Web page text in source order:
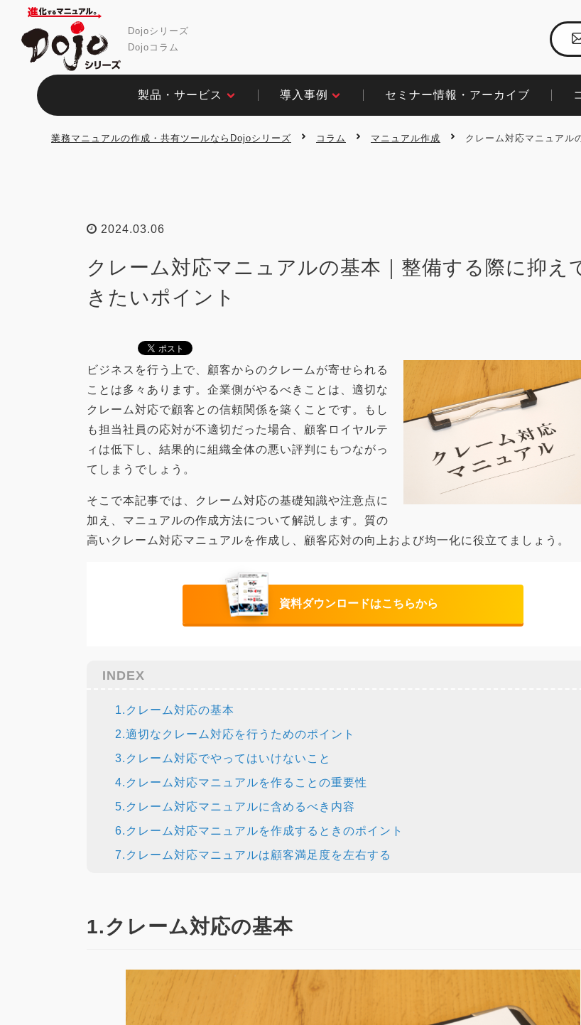
Dojoシリーズ
Dojoコラム
製品・サービス​ 導入事例​ セミナー情報・アーカイブ
業務マニュアルの作成・共有ツールならDojoシリーズ コラム マニュアル作成 クレーム対応マニュアル
2024.03.06
クレーム対応マニュアルの基本｜整備する際に抑え
きたいポイント
ビジネスを行う上で、顧客からのクレームが寄せられる
ことは多々あります。企業側がやるべきことは、適切な
クレーム対応で顧客との信頼関係を築くことです。もし
も担当社員の応対が不適切だった場合、顧客ロイヤルテ
ィは低下し、結果的に組織全体の悪い評判にもつながっ
てしまうでしょう。
そこで本記事では、クレーム対応の基礎知識や注意点に
加え、マニュアルの作成方法について解説します。質の
高いクレーム対応マニュアルを作成し、顧客応対の向上および均一化に役立てましょう。
資料ダウンロードはこちらから
INDEX
1.クレーム対応の基本
2.適切なクレーム対応を行うためのポイント
3.クレーム対応でやってはいけないこと
4.クレーム対応マニュアルを作ることの重要性
5.クレーム対応マニュアルに含めるべき内容
6.クレーム対応マニュアルを作成するときのポイント
7.クレーム対応マニュアルは顧客満足度を左右する
1.クレーム対応の基本